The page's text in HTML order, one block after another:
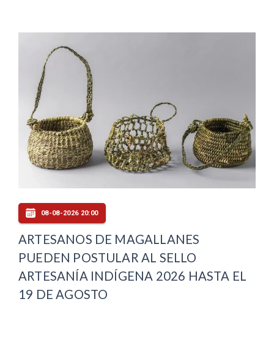
08-08-2026 20:00
ARTESANOS DE MAGALLANES
PUEDEN POSTULAR AL SELLO
ARTESANÍA INDÍGENA 2026 HASTA EL
19 DE AGOSTO